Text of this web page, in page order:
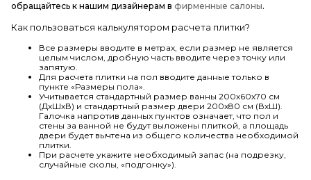
обращайтесь к нашим дизайнерам в фирменные салоны.
Как пользоваться калькулятором расчета плитки?
Все размеры вводите в метрах, если размер не является
целым числом, дробную часть вводите через точку или
запятую.
Для расчета плитки на пол вводите данные только в
пункте «Размеры пола».
Учитывается стандартный размер ванны 200х60х70 см
(ДхШхВ) и стандартный размер двери 200х80 см (ВхШ).
Галочка напротив данных пунктов означает, что пол и
стены за ванной не будут выложены плиткой, а площадь
двери будет вычтена из общего количества необходимой
плитки.
При расчете укажите необходимый запас (на подрезку,
случайные сколы, «подгонку»).